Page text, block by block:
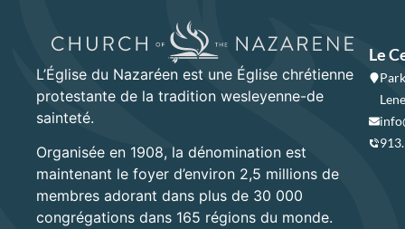
L’Église du Nazaréen est une Église chrétienne
protestante de la tradition wesleyenne-de
sainteté.
Organisée en 1908, la dénomination est
maintenant le foyer d’environ 2,5 millions de
membres adorant dans plus de 30 000
congrégations dans 165 régions du monde.
Le